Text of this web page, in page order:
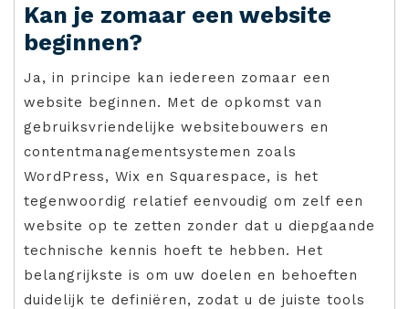
Kan je zomaar een website
beginnen?
Ja, in principe kan iedereen zomaar een
website beginnen. Met de opkomst van
gebruiksvriendelijke websitebouwers en
contentmanagementsystemen zoals
WordPress, Wix en Squarespace, is het
tegenwoordig relatief eenvoudig om zelf een
website op te zetten zonder dat u diepgaande
technische kennis hoeft te hebben. Het
belangrijkste is om uw doelen en behoeften
duidelijk te definiëren, zodat u de juiste tools